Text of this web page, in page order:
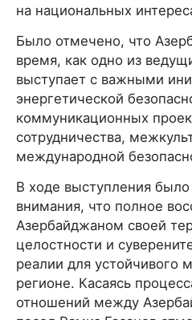
на национальных
Было отмечено, что
время, как одно из
выступает с важными
энергетической
коммуникационных
сотрудничества,
международной
В ходе выступления
внимания, что полное
Азербайджаном своей
целостности и
реалии для устойчивого
регионе. Касаясь
отношений между